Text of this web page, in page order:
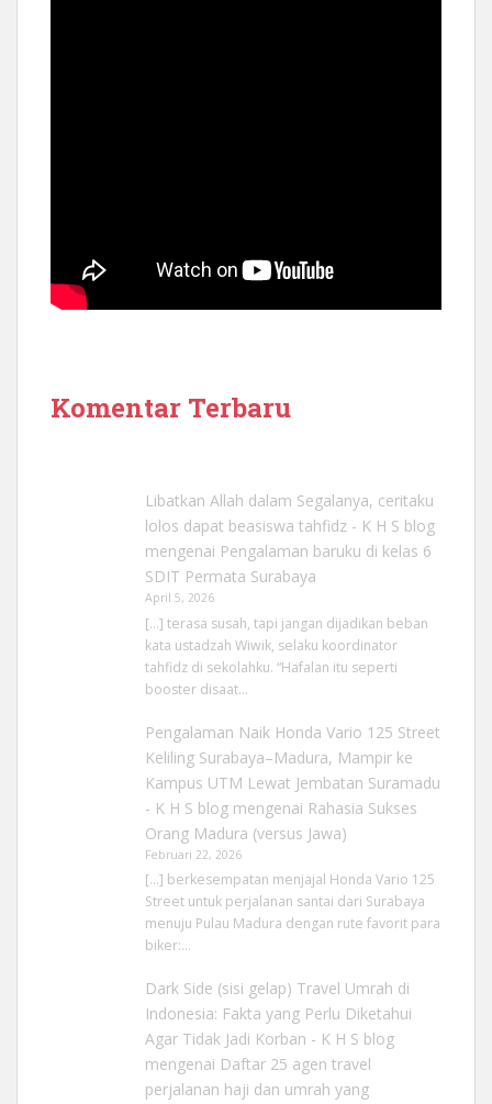
Komentar Terbaru
Libatkan Allah dalam Segalanya, ceritaku
lolos dapat beasiswa tahfidz - K H S blog
mengenai Pengalaman baruku di kelas 6
SDIT Permata Surabaya
April 5, 2026
[…] terasa susah, tapi jangan dijadikan beban
kata ustadzah Wiwik, selaku koordinator
tahfidz di sekolahku. “Hafalan itu seperti
booster disaat…
Pengalaman Naik Honda Vario 125 Street
Keliling Surabaya–Madura, Mampir ke
Kampus UTM Lewat Jembatan Suramadu
- K H S blogmengenai Rahasia Sukses
Orang Madura (versus Jawa)
Februari 22, 2026
[…] berkesempatan menjajal Honda Vario 125
Street untuk perjalanan santai dari Surabaya
menuju Pulau Madura dengan rute favorit para
biker:…
Dark Side (sisi gelap) Travel Umrah di
Indonesia: Fakta yang Perlu Diketahui
Agar Tidak Jadi Korban - K H S blog
mengenai Daftar 25 agen travel
perjalanan haji dan umrah yang